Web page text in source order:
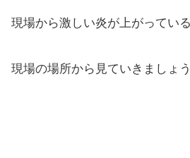
現場から激しい炎が上がってい
現場の場所から見ていきましょう